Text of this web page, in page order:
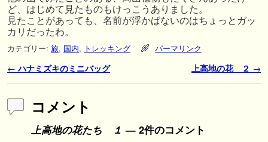
ど、はじめて見たものもけっこうありました。
見たことがあっても、名前が浮かばないのはちょっとガッ
カリだったわ。
カテゴリー: 旅, 国内, トレッキング パーマリンク
投稿ナビゲーション
← ハナミズキのミニバッグ 上高地の花 ２ →
コメント
上高地の花たち １ — 2件のコメント